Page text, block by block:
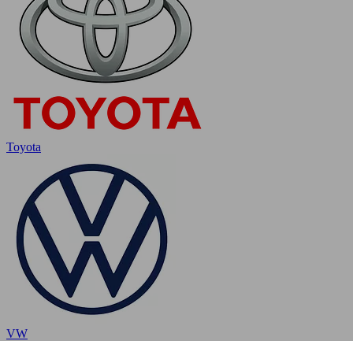
Toyota
VW